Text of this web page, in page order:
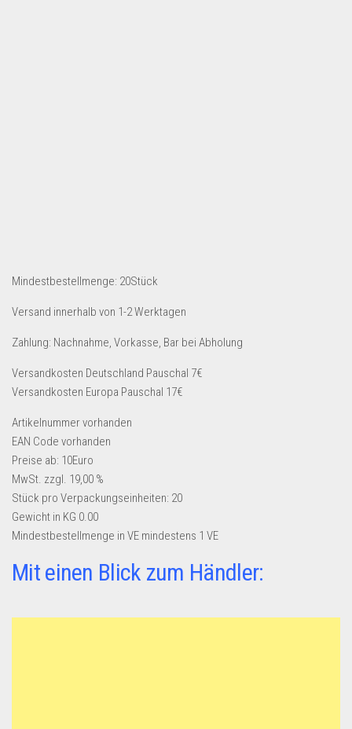
Mindestbestellmenge: 20Stück
Versand innerhalb von 1-2 Werktagen
Zahlung: Nachnahme, Vorkasse, Bar bei Abholung
Versandkosten Deutschland Pauschal 7€
Versandkosten Europa Pauschal 17€
Artikelnummervorhanden
EAN Code vorhanden
Preise ab: 10Euro
MwSt. zzgl. 19,00 %
Stück pro Verpackungseinheiten: 20
Gewicht in KG 0.00
Mindestbestellmenge in VE mindestens 1 VE
Mit einen Blick zum Händler: